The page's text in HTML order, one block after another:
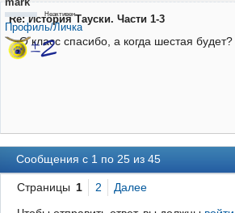
Неактивен
Профиль/Личка
Re: История Тауски. Части 1-3
О класс спасибо, а когда шестая будет?
Сообщения с 1 по 25 из 45
Страницы 1 2 Далее